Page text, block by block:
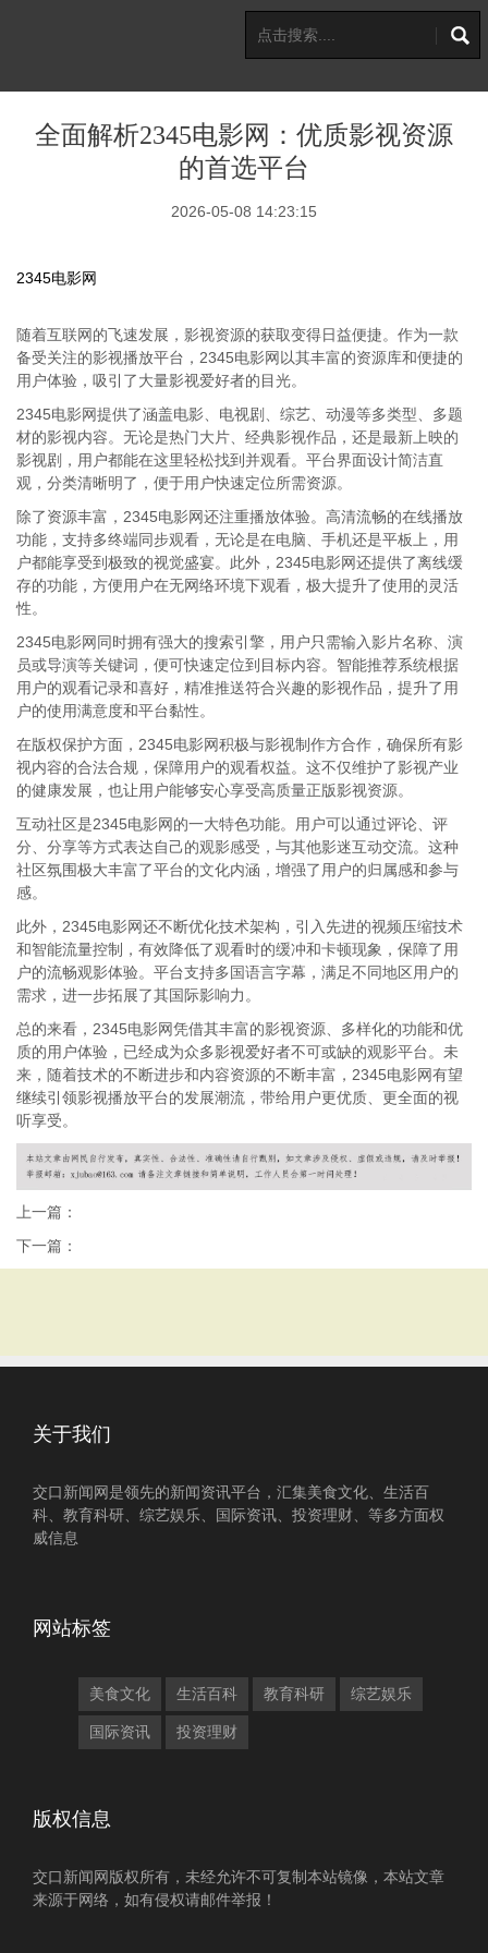
全面解析2345电影网：优质影视资源
的首选平台
2026-05-08 14:23:15
2345电影网
随着互联网的飞速发展，影视资源的获取变得日益便捷。作为一款
备受关注的影视播放平台，2345电影网以其丰富的资源库和便捷的
用户体验，吸引了大量影视爱好者的目光。
2345电影网提供了涵盖电影、电视剧、综艺、动漫等多类型、多题
材的影视内容。无论是热门大片、经典影视作品，还是最新上映的
影视剧，用户都能在这里轻松找到并观看。平台界面设计简洁直
观，分类清晰明了，便于用户快速定位所需资源。
除了资源丰富，2345电影网还注重播放体验。高清流畅的在线播放
功能，支持多终端同步观看，无论是在电脑、手机还是平板上，用
户都能享受到极致的视觉盛宴。此外，2345电影网还提供了离线缓
存的功能，方便用户在无网络环境下观看，极大提升了使用的灵活
性。
2345电影网同时拥有强大的搜索引擎，用户只需输入影片名称、演
员或导演等关键词，便可快速定位到目标内容。智能推荐系统根据
用户的观看记录和喜好，精准推送符合兴趣的影视作品，提升了用
户的使用满意度和平台黏性。
在版权保护方面，2345电影网积极与影视制作方合作，确保所有影
视内容的合法合规，保障用户的观看权益。这不仅维护了影视产业
的健康发展，也让用户能够安心享受高质量正版影视资源。
互动社区是2345电影网的一大特色功能。用户可以通过评论、评
分、分享等方式表达自己的观影感受，与其他影迷互动交流。这种
社区氛围极大丰富了平台的文化内涵，增强了用户的归属感和参与
感。
此外，2345电影网还不断优化技术架构，引入先进的视频压缩技术
和智能流量控制，有效降低了观看时的缓冲和卡顿现象，保障了用
户的流畅观影体验。平台支持多国语言字幕，满足不同地区用户的
需求，进一步拓展了其国际影响力。
总的来看，2345电影网凭借其丰富的影视资源、多样化的功能和优
质的用户体验，已经成为众多影视爱好者不可或缺的观影平台。未
来，随着技术的不断进步和内容资源的不断丰富，2345电影网有望
继续引领影视播放平台的发展潮流，带给用户更优质、更全面的视
听享受。
上一篇：
下一篇：
关于我们
交口新闻网是领先的新闻资讯平台，汇集美食文化、生活百
科、教育科研、综艺娱乐、国际资讯、投资理财、等多方面权
威信息
网站标签
美食文化 生活百科 教育科研 综艺娱乐
国际资讯 投资理财
版权信息
交口新闻网版权所有，未经允许不可复制本站镜像，本站文章
来源于网络，如有侵权请邮件举报！